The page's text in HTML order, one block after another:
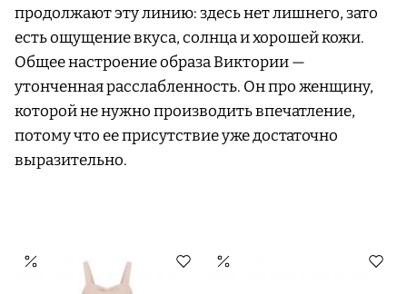
продолжают эту линию: здесь нет лишнего, зато
есть ощущение вкуса, солнца и хорошей кожи.
Общее настроение образа Виктории —
утонченная расслабленность. Он про женщину,
которой не нужно производить впечатление,
потому что ее присутствие уже достаточно
выразительно.